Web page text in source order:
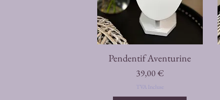
Aperçu rapide
Pendentif Aventurine
Prix
39,00 €
TVA Incluse